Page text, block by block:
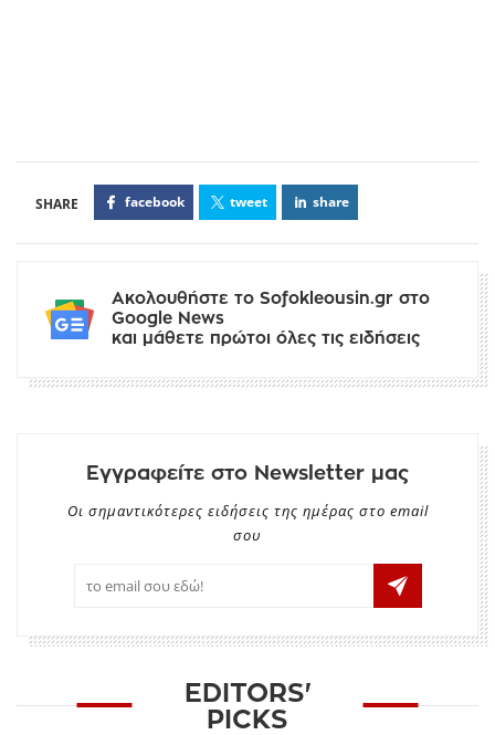
facebook tweet share
Ακολουθήστε το Sofokleousin.gr στο
Google News
και μάθετε πρώτοι όλες τις ειδήσεις
Εγγραφείτε στο Newsletter μας
Οι σημαντικότερες ειδήσεις της ημέρας στο email
σου
EDITORS'
PICKS